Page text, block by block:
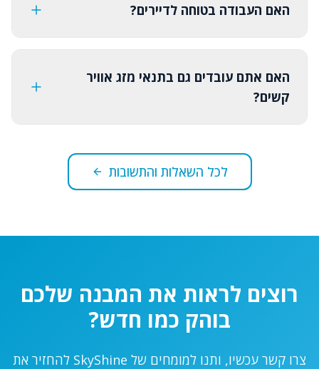
האם העבודה בטוחה לדיירים?
האם אתם עובדים גם בתנאי מזג אוויר
קשים?
לכל השאלות והתשובות
רוצים לראות את המבנה שלכם
בוהק כמו חדש?
צרו קשר עכשיו, ותנו למומחים של SkyShine להחזיר את